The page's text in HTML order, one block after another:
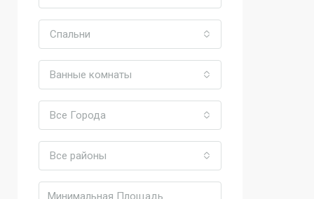
Спальни
Ванные комнаты
Все Города
Все районы